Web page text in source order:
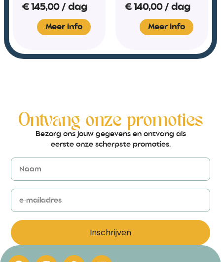
€145,00/ dag
Meer info
€140,00/ dag
Meer info
Ontvang onze promoties
Bezorg ons jouw gegevens en ontvang als
eerste onze scherpste promoties.
Inschrijven